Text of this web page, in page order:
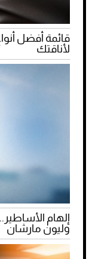
قائمة أفضل
لأناقتك
إلهام
وليون مارشان